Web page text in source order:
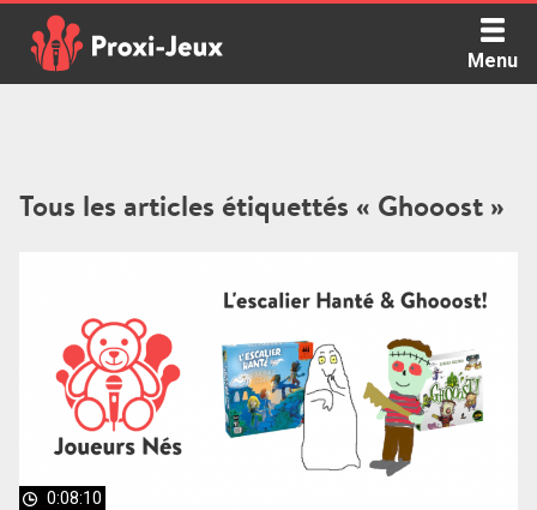
content
Menu
Tous les articles étiquettés « Ghooost »
0:08:10